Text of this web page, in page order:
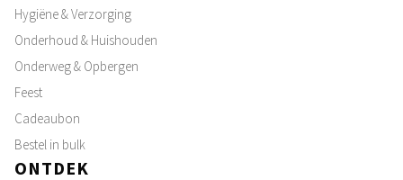
Hygiëne & Verzorging
Onderhoud & Huishouden
Onderweg & Opbergen
Feest
Cadeaubon
Bestel in bulk
ONTDEK